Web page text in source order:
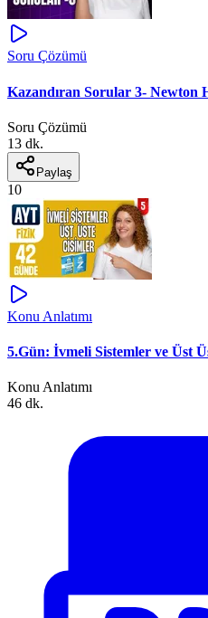
Soru Çözümü
Kazandıran Sorular 3- Newton
Soru Çözümü
13 dk.
Paylaş
10
Konu Anlatımı
5.Gün: İvmeli Sistemler ve Üst
Konu Anlatımı
46 dk.